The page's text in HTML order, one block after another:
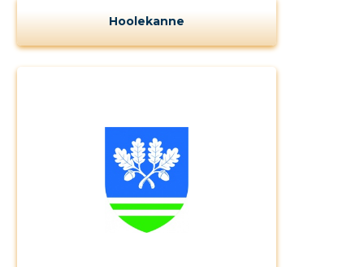
Hoolekanne
kirjeldust
MUUDA